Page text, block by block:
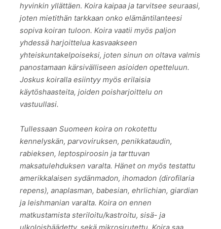
hyvinkin yllättäen. Koira kaipaa ja tarvitsee seuraasi,
joten mietithän tarkkaan onko elämäntilanteesi
sopiva koiran tuloon. Koira vaatii myös paljon
yhdessä harjoittelua kasvaakseen
yhteiskuntakelpoiseksi, joten sinun on oltava valmis
panostamaan kärsivälliseen asioiden opetteluun.
Joskus koiralla esiintyy myös erilaisia
käytöshaasteita, joiden poisharjoittelu on
vastuullasi.
Tullessaan Suomeen koira on rokotettu
kennelyskän, parvoviruksen, penikkataudin,
rabieksen, leptospiroosin ja tarttuvan
maksatulehduksen varalta. Hänet on myös testattu
amerikkalaisen sydänmadon, ihomadon (dirofilaria
repens), anaplasman, babesian, ehrlichian, giardian
ja leishmanian varalta. Koira on ennen
matkustamista steriloitu/kastroitu, sisä- ja